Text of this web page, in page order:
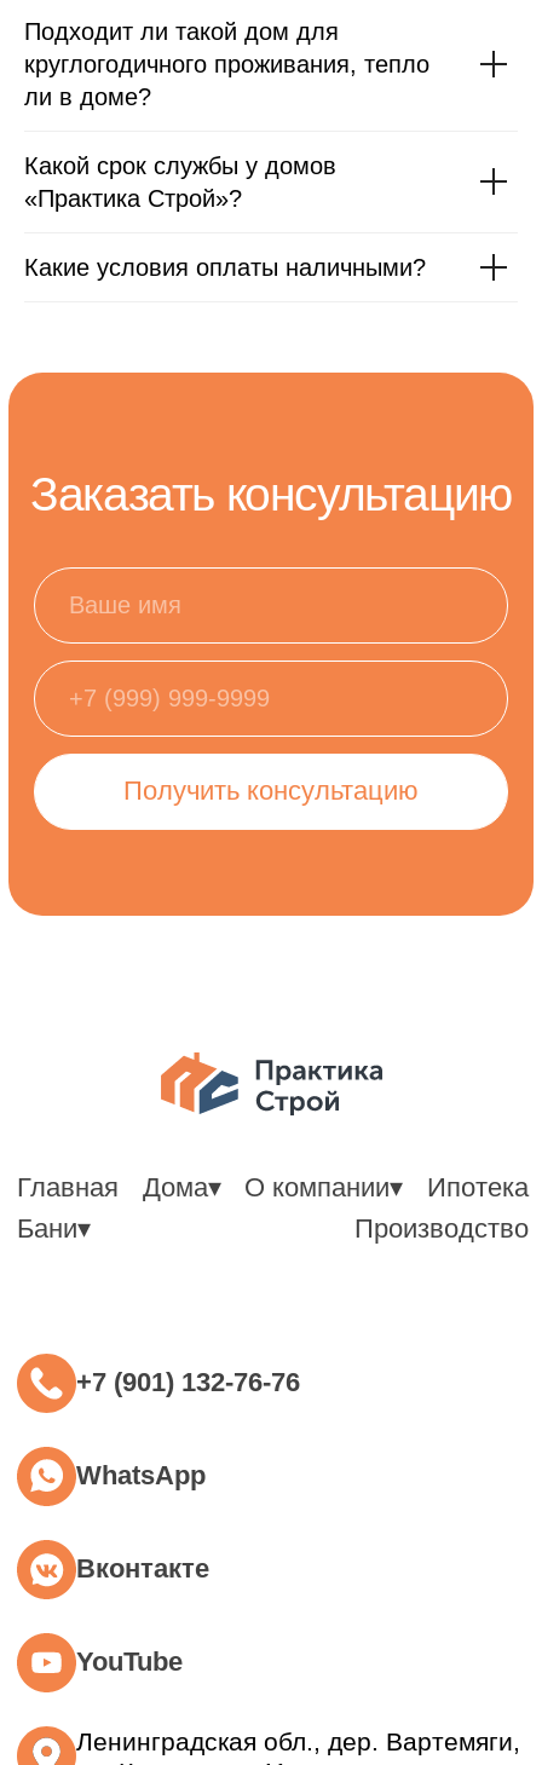
Подходит ли такой дом для
круглогодичного проживания, тепло
ли в доме?
Какой срок службы у домов
«Практика Строй»?
Какие условия оплаты наличными?
Приехать на производство